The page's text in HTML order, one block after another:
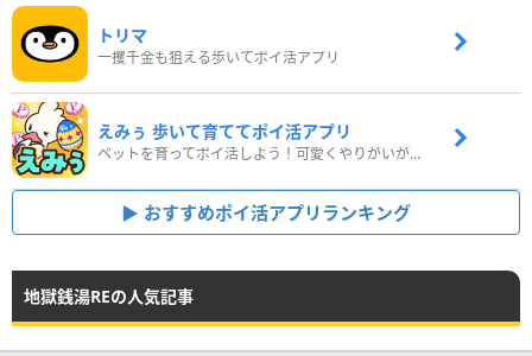
トリマ
一攫千金も狙える歩いてポイ活アプリ
えみぅ 歩いて育ててポイ活アプリ
ペットを育ってポイ活しよう！可愛くやりがいがある新感覚アプリ
おすすめポイ活アプリランキング
地獄銭湯REの人気記事